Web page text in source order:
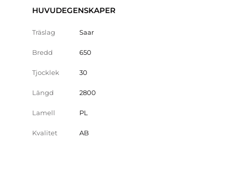
HUVUDEGENSKAPER
Träslag Saar
Bredd 650
Tjocklek 30
Längd 2800
Lamell PL
Kvalitet AB